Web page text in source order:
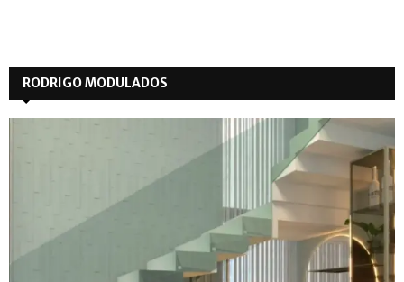
RODRIGO MODULADOS